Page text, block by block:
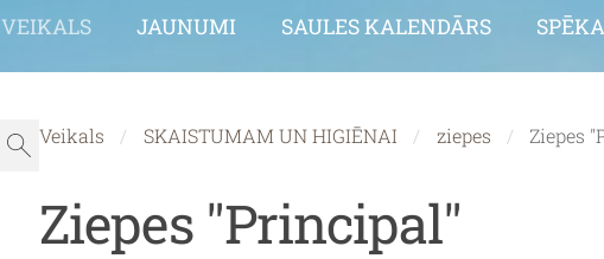
VEIKALS JAUNUMI SAULES KALENDĀRS
Veikals SKAISTUMAM UN HIGIĒNAI ziepes Ziepes
Ziepes "Principal"